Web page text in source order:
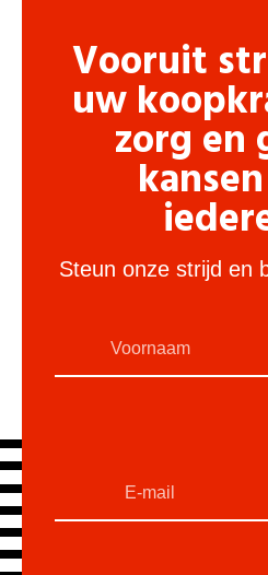
Vooruit
uw
zorg en
Steun onze strijd en